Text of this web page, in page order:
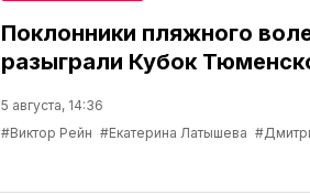
Поклонники пляжного
разыграли Кубок
5 августа, 14:36
#Виктор Рейн #Екатерина Латышева